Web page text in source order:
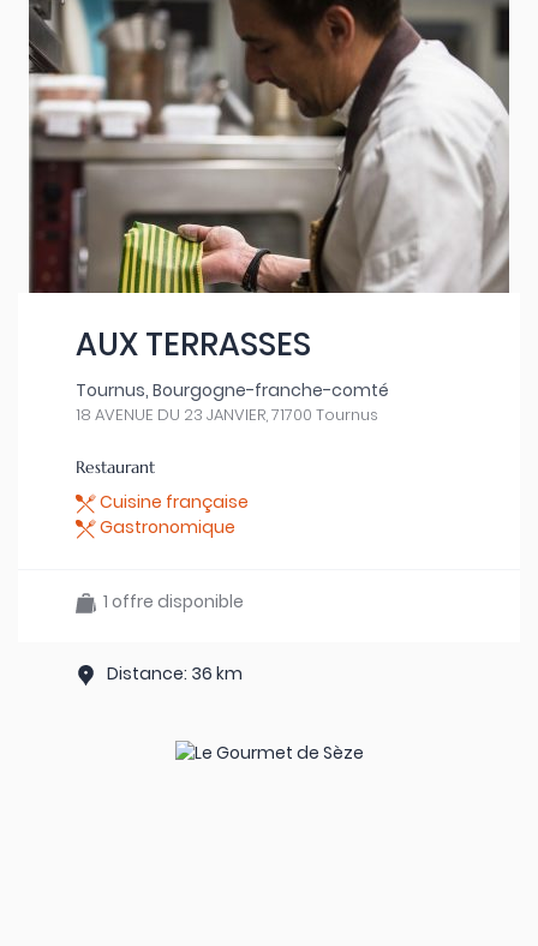
AUX TERRASSES
Tournus, Bourgogne-franche-comté
18 AVENUE DU 23 JANVIER, 71700 Tournus
Restaurant
Cuisine française
Gastronomique
1 offre disponible
Distance: 36 km